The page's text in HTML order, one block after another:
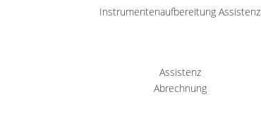
Instrumentenaufbereitung Assistenz
Assistenz
Abrechnung